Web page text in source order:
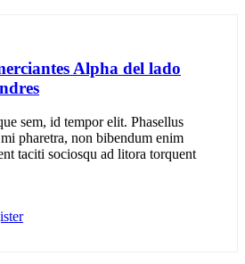
Alpha del lado
sem, id tempor elit. Phasellus
pharetra, non bibendum enim
taciti sociosqu ad litora torquent